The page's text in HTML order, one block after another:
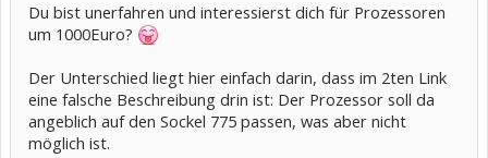
Du bist unerfahren und interessierst dich für Prozessoren
um 1000Euro?
Der Unterschied liegt hier einfach darin, dass im 2ten Link
eine falsche Beschreibung drin ist: Der Prozessor soll da
angeblich auf den Sockel 775 passen, was aber nicht
möglich ist.